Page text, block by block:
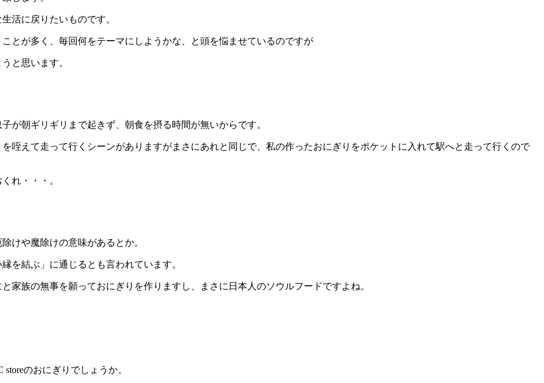
活に戻りたいものです。
とが多く、毎回何をテーマにしようかな、と頭を悩ませているのですが
と思います。
が朝ギリギリまで起きず、朝食を摂る時間が無いからです。
咥えて走って行くシーンがありますがまさにあれと同じで、私の作ったおにぎりをポケットに入れて駅へと走って行くので
れ・・・。
けや魔除けの意味があるとか。
を結ぶ」に通じるとも言われています。
族の無事を願っておにぎりを作りますし、まさに日本人のソウルフードですよね。
のおにぎりでしょうか。